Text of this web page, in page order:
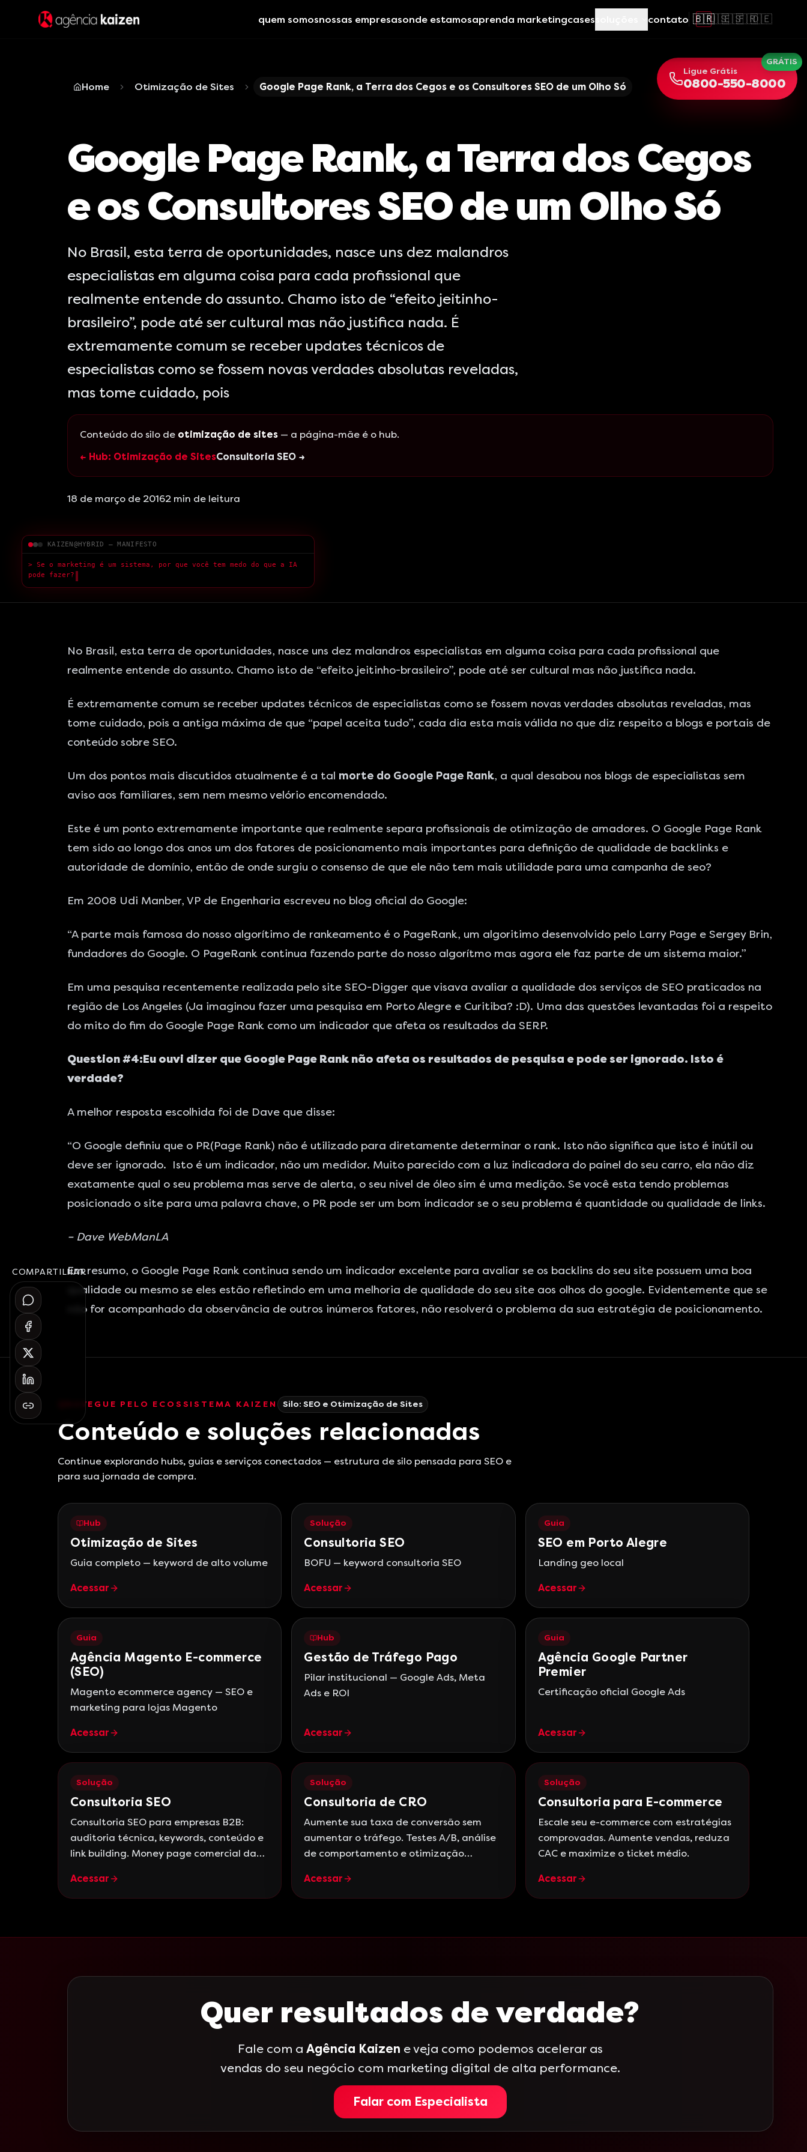
quem somosnossas empresasonde estamosaprenda marketingcases contato 🇧🇷🇺🇸🇪🇸🇫🇷🇩🇪
COMPARTILHAR
Home Otimização de Sites Google Page Rank, a Terra dos Cegos e os Consultores SEO de um Olho Só
Google Page Rank, a Terra dos Cegos
e os Consultores SEO de um Olho Só
No Brasil, esta terra de oportunidades, nasce uns dez malandros
especialistas em alguma coisa para cada profissional que
realmente entende do assunto. Chamo isto de “efeito jeitinho-
brasileiro”, pode até ser cultural mas não justifica nada. É
extremamente comum se receber updates técnicos de
especialistas como se fossem novas verdades absolutas reveladas,
mas tome cuidado, pois
Conteúdo do silo de otimização de sites — a página-mãe é o hub.
← Hub: Otimização de SitesConsultoria SEO →
18 de março de 20162 min de leitura
KAIZEN@HYBRID — MANIFESTO
> Medo da █
No Brasil, esta terra de oportunidades, nasce uns dez malandros especialistas em alguma coisa para cada profissional que
realmente entende do assunto. Chamo isto de “efeito jeitinho-brasileiro”, pode até ser cultural mas não justifica nada.
É extremamente comum se receber updates técnicos de especialistas como se fossem novas verdades absolutas reveladas, mas
tome cuidado, pois a antiga máxima de que “papel aceita tudo”, cada dia esta mais válida no que diz respeito a blogs e portais de
conteúdo sobre SEO.
Um dos pontos mais discutidos atualmente é a tal morte do Google Page Rank, a qual desabou nos blogs de especialistas sem
aviso aos familiares, sem nem mesmo velório encomendado.
Este é um ponto extremamente importante que realmente separa profissionais de otimização de amadores. O Google Page Rank
tem sido ao longo dos anos um dos fatores de posicionamento mais importantes para definição de qualidade de backlinks e
autoridade de domínio, então de onde surgiu o consenso de que ele não tem mais utilidade para uma campanha de seo?
Em 2008 Udi Manber, VP de Engenharia escreveu no blog oficial do Google:
“A parte mais famosa do nosso algorítimo de rankeamento é o PageRank, um algoritimo desenvolvido pelo Larry Page e Sergey Brin,
fundadores do Google. O PageRank continua fazendo parte do nosso algorítmo mas agora ele faz parte de um sistema maior.”
Em uma pesquisa recentemente realizada pelo site SEO-Digger que visava avaliar a qualidade dos serviços de SEO praticados na
região de Los Angeles (Ja imaginou fazer uma pesquisa em Porto Alegre e Curitiba? :D). Uma das questões levantadas foi a respeito
do mito do fim do Google Page Rank como um indicador que afeta os resultados da SERP.
Question #4:Eu ouvi dizer que Google Page Rank não afeta os resultados de pesquisa e pode ser ignorado. Isto é
verdade?
A melhor resposta escolhida foi de Dave que disse:
“O Google definiu que o PR(Page Rank) não é utilizado para diretamente determinar o rank. Isto não significa que isto é inútil ou
deve ser ignorado. Isto é um indicador, não um medidor. Muito parecido com a luz indicadora do painel do seu carro, ela não diz
exatamente qual o seu problema mas serve de alerta, o seu nivel de óleo sim é uma medição. Se você esta tendo problemas
posicionado o site para uma palavra chave, o PR pode ser um bom indicador se o seu problema é quantidade ou qualidade de links.
– Dave WebManLA
Em resumo, o Google Page Rank continua sendo um indicador excelente para avaliar se os backlins do seu site possuem uma boa
qualidade ou mesmo se eles estão refletindo em uma melhoria de qualidade do seu site aos olhos do google. Evidentemente que se
não for acompanhado da observância de outros inúmeros fatores, não resolverá o problema da sua estratégia de posicionamento.
NAVEGUE PELO ECOSSISTEMA KAIZEN Silo: SEO e Otimização de Sites
Conteúdo e soluções relacionadas
Continue explorando hubs, guias e serviços conectados — estrutura de silo pensada para SEO e
para sua jornada de compra.
Hub
Otimização de Sites
Guia completo — keyword de alto volume
Acessar
Solução
Consultoria SEO
BOFU — keyword consultoria SEO
Acessar
Guia
SEO em Porto Alegre
Landing geo local
Acessar
Guia
Agência Magento E-commerce
(SEO)
Magento ecommerce agency — SEO e
marketing para lojas Magento
Acessar
Hub
Gestão de Tráfego Pago
Pilar institucional — Google Ads, Meta
Ads e ROI
Acessar
Guia
Agência Google Partner
Premier
Certificação oficial Google Ads
Acessar
Solução
Consultoria SEO
Consultoria SEO para empresas B2B:
auditoria técnica, keywords, conteúdo e
link building. Money page comercial da
anos.
Acessar
Solução
Consultoria de CRO
Aumente sua taxa de conversão sem
aumentar o tráfego. Testes A/B, análise
de comportamento e otimização
Acessar
Solução
Consultoria para E-commerce
Escale seu e-commerce com estratégias
comprovadas. Aumente vendas, reduza
CAC e maximize o ticket médio.
Acessar
Quer resultados de verdade?
Fale com a Agência Kaizen e veja como podemos acelerar as
vendas do seu negócio com marketing digital de alta performance.
Falar com Especialista
Ligue Grátis
0800-550-8000
GRÁTIS